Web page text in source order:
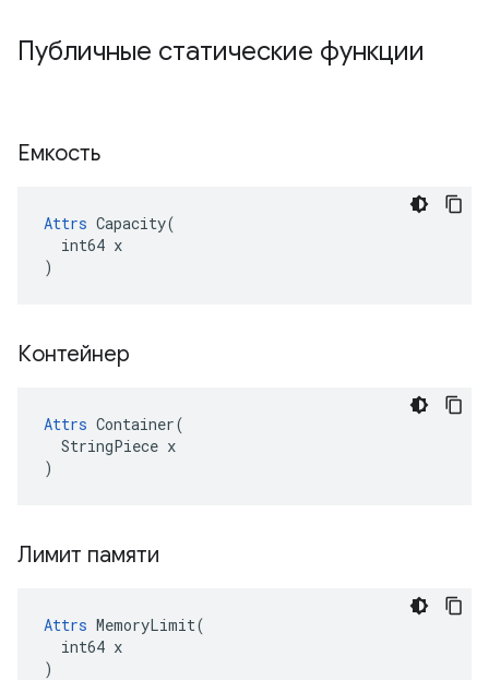
Публичные статические функции
Емкость
Attrs Capacity(
  int64 x
)
Контейнер
Attrs Container(
  StringPiece x
)
Лимит памяти
Attrs MemoryLimit(
  int64 x
)